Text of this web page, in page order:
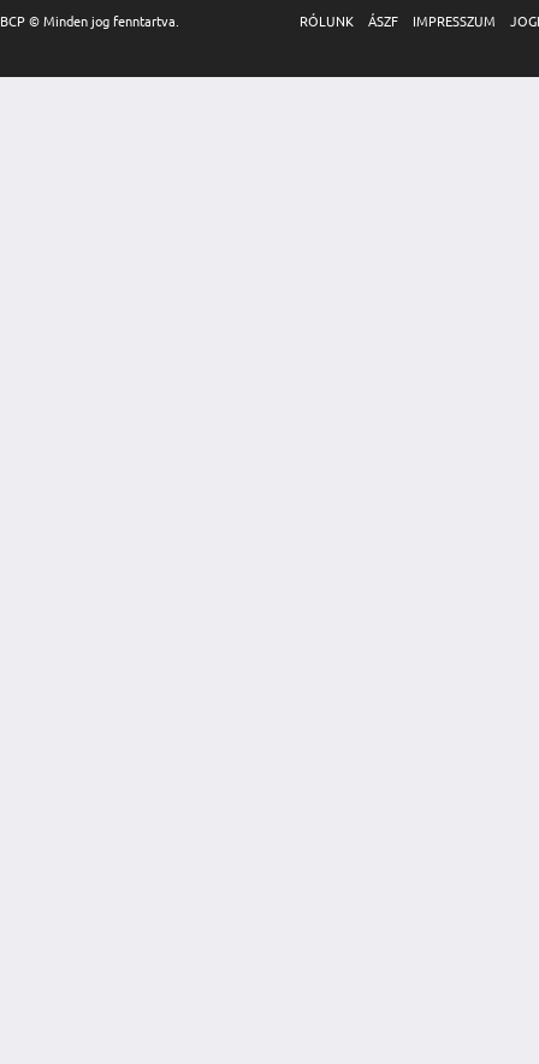
BCP © Minden jog fenntartva. RÓLUNK ÁSZF IMPRESSZUM